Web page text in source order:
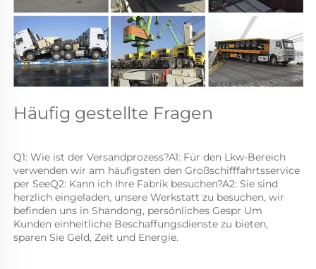
Häufig gestellte Fragen
Q1: Wie ist der Versandprozess?A1: Für den Lkw-Bereich
verwenden wir am häufigsten den Großschifffahrtsservice
per SeeQ2: Kann ich Ihre Fabrik besuchen?A2: Sie sind
herzlich eingeladen, unsere Werkstatt zu besuchen, wir
befinden uns in Shandong, persönliches Gespr Um
Kunden einheitliche Beschaffungsdienste zu bieten,
sparen Sie Geld, Zeit und Energie.